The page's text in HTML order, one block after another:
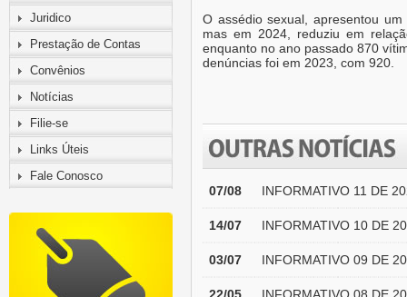
Juridico
Prestação de Contas
Convênios
Notícias
Filie-se
Links Úteis
Fale Conosco
O assédio sexual, apresentou
mas em 2024, reduziu em
enquanto no ano passado 870
denúncias foi em 2023, com 920.
07/08 INFORMATIVO 11 DE
14/07 INFORMATIVO 10 DE
03/07 INFORMATIVO 09 DE